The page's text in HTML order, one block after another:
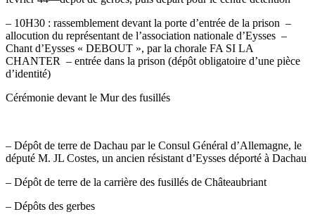
– 10H30 : rassemblement devant la porte d’entrée de la prison –
allocution du représentant de l’association nationale d’Eysses –
Chant d’Eysses « DEBOUT », par la chorale FA SI LA
CHANTER – entrée dans la prison (dépôt obligatoire d’une pièce
d’identité)
Cérémonie devant le Mur des fusillés
– Dépôt de terre de Dachau par le Consul Général d’Allemagne, le
député M. JL Costes, un ancien résistant d’Eysses déporté à Dachau
– Dépôt de terre de la carrière des fusillés de Châteaubriant
– Dépôts des gerbes